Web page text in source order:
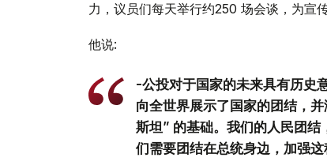
力，议员们每天举行约250 场会谈，为宣
他说:
-公投对于国家的未来具有历史
向全世界展示了国家的团结，
斯坦” 的基础。我们的人民团
们需要团结在总统身边，加强